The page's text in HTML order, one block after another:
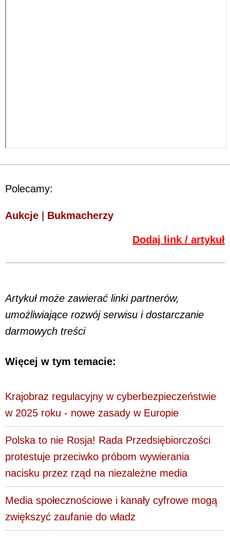
Polecamy:
Aukcje Bukmacherzy
Dodaj link / artykuł
Artykuł może zawierać linki partnerów,
umożliwiające rozwój serwisu i dostarczanie
darmowych treści
Więcej w tym temacie:
Krajobraz regulacyjny w cyberbezpieczeństwie
w 2025 roku - nowe zasady w Europie
Polska to nie Rosja! Rada Przedsiębiorczości
protestuje przeciwko próbom wywierania
nacisku przez rząd na niezależne media
Media społecznościowe i kanały cyfrowe mogą
zwiększyć zaufanie do władz